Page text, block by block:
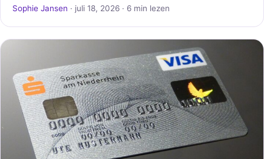
Sophie Jansen · juli 18, 2026 · 6 min lezen